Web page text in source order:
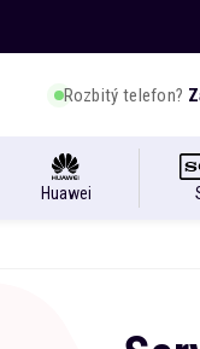
Rozbitý telefon?
Huawei